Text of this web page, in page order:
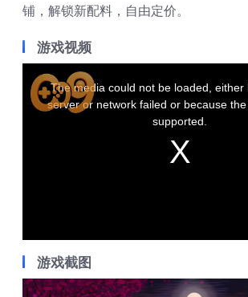
铺，解锁新配料，自由定价。
游戏视频
i
d
The media could not be loaded, either
server or network failed or because
supported.
游戏截图